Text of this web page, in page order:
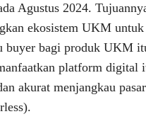
Agustus 2024.
ekosistem UKM
buyer bagi produk UKM
platform digital
akurat menjangkau